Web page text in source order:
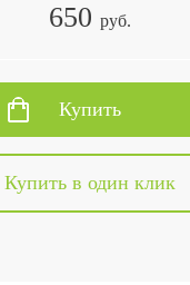
650 руб.
Купить
Купить в один клик